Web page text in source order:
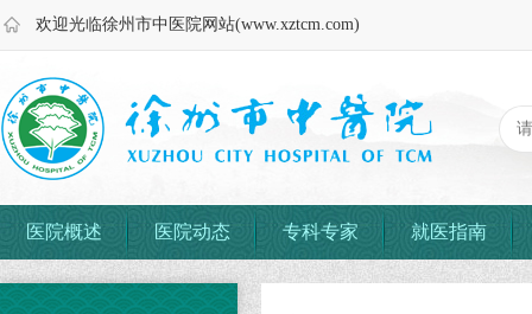
欢迎光临徐州市中医院网站(www.xztcm.com)
医院概述 医院动态 专科专家 就医指南